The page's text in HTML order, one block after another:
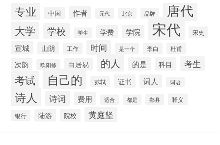
专业 中国 作者 元代 北京 品牌 唐代
大学 学校 学生 学费 学院 宋代 宋史
宣城 山阴 工作 时间 是一个 李白 杜甫
次韵 欧阳修 白居易 的人 的是 科目 考生
考试 自己的 苏轼 证书 词人 词语
诗人 诗词 费用 适合 都是 鄞县 释义
银行 陆游 院校 黄庭坚